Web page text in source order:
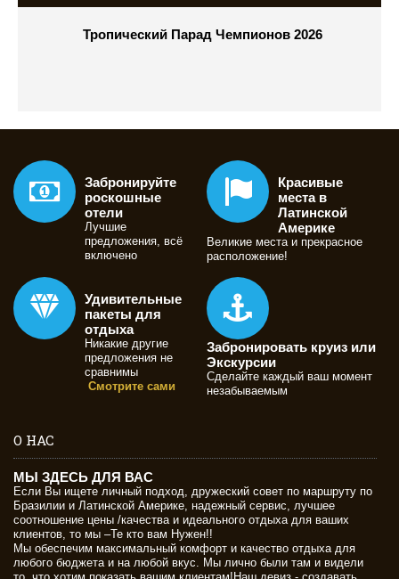
Тропический Парад Чемпионов 2026
Забронируйте
роскошные
отели
Лучшие
предложения, всё
включено
Красивые
места в
Латинской
Америке
Великие места и прекрасное
расположение!
Удивительные
пакеты для
отдыха
Никакие другие
предложения не
сравнимы
Смотрите сами
Забронировать круиз или
Экскурсии
Сделайте каждый ваш момент
незабываемым
О НАС
МЫ ЗДЕСЬ ДЛЯ ВАС
Если Вы ищете личный подход, дружеский совет по маршруту по
Бразилии и Латинской Америке, надежный сервис, лучшее
соотношение цены /качества и идеального отдыха для ваших
клиентов, то мы –Те кто вам Нужен!!
Мы обеспечим максимальный комфорт и качество отдыха для
любого бюджета и на любой вкус. Мы лично были там и видели